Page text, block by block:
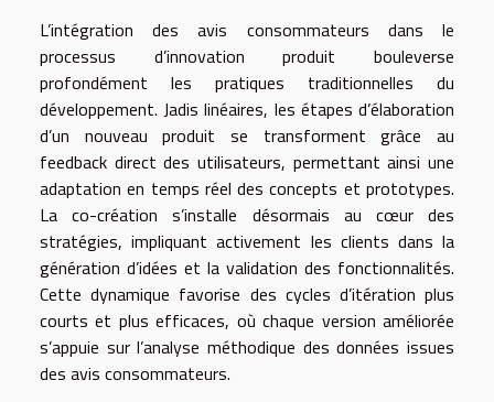
L’intégration des avis consommateurs dans le
processus d’innovation produit bouleverse
profondément les pratiques traditionnelles du
développement. Jadis linéaires, les étapes d’élaboration
d’un nouveau produit se transforment grâce au
feedback direct des utilisateurs, permettant ainsi une
adaptation en temps réel des concepts et prototypes.
La co-création s’installe désormais au cœur des
stratégies, impliquant activement les clients dans la
génération d’idées et la validation des fonctionnalités.
Cette dynamique favorise des cycles d’itération plus
courts et plus efficaces, où chaque version améliorée
s’appuie sur l’analyse méthodique des données issues
des avis consommateurs.